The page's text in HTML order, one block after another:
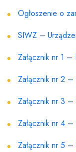
Ogłoszenie o
SIWZ –
Załącznik nr 1 –
Załącznik nr 2
Załącznik nr 3
Załącznik nr 4
Załącznik nr 5